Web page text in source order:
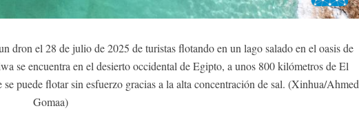
el 28 de julio de 2025 de turistas flotando en un lago salado en el oasis de
se encuentra en el desierto occidental de Egipto, a unos 800 kilómetros de El
puede flotar sin esfuerzo gracias a la alta concentración de sal. (Xinhua/Ahmed
Gomaa)